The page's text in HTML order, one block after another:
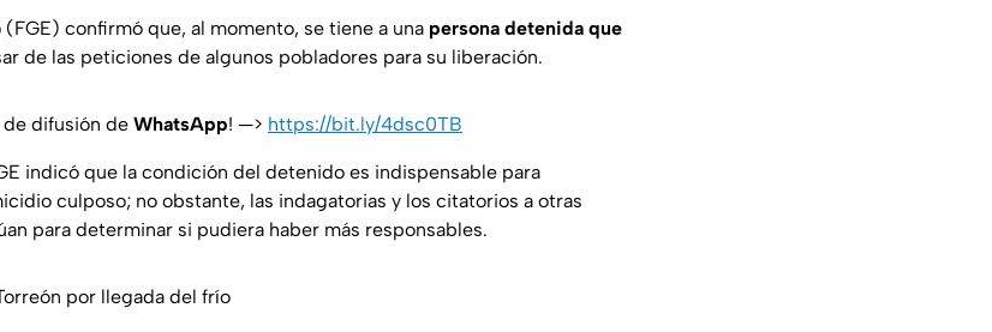
(FGE) confirmó que, al momento, se tiene a una persona detenida que
de las peticiones de algunos pobladores para su liberación.
de difusión de WhatsApp! —> https://bit.ly/4dsc0TB
indicó que la condición del detenido es indispensable para
culposo; no obstante, las indagatorias y los citatorios a otras
para determinar si pudiera haber más responsables.
por llegada del frío